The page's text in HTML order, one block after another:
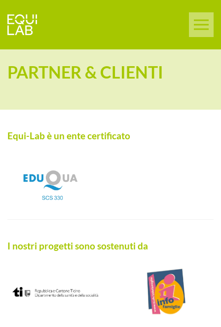
PARTNER & CLIENTI
Equi-Lab è un ente certificato
I nostri progetti sono sostenuti da